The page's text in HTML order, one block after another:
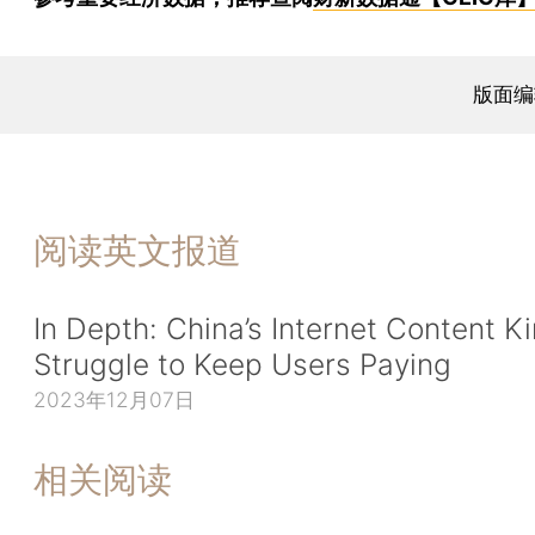
版面
阅读英文报道
In Depth: China’s Internet Content
Struggle to Keep Users Paying
2023年12月07日
相关阅读